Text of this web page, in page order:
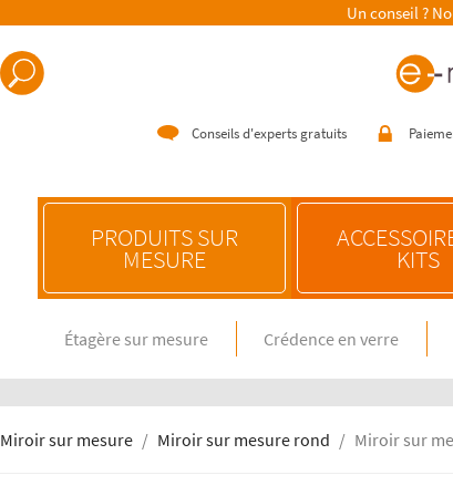
Un conseil ?
Conseils d'experts gratuits
PRODUITS SUR
MESURE
CRÉDENCE SUR MESURE
Crédence en verre spécial feux gaz
Crédence miroir sur mesure
Crédence en verre sur mesure
KITS
Étagère sur mesure Crédence en verre
Miroir sur mesure Miroir sur mesure rond Miroir sur